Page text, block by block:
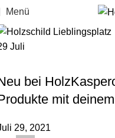
Menü
Juli
bei
mit
29, 2021